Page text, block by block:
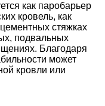
как паробарьер
кровель, как
стяжках
подвальных
Благодаря
может
кровли или